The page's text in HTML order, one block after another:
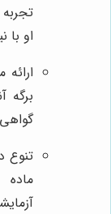
او با
تنوع